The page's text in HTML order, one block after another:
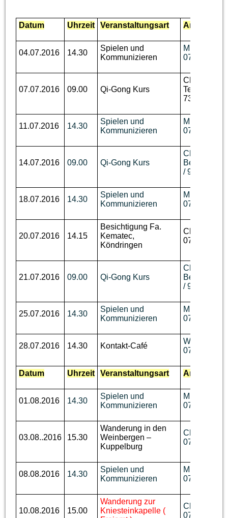
Datum Uhrzeit Veranstaltungsart
04.07.2016 14.30
Spielen und
Kommunizieren
M. Disch,
07644 / 92
07.07.2016 09.00 Qi-Gong Kurs
Ch. Berger,
Tel. 07643 /
736
11.07.2016 14.30
Spielen und
Kommunizieren
M. Disch,
07644 / 92
14.07.2016 09.00 Qi-Gong Kurs
Ch.
Berger,
/ 93 62 736
18.07.2016 14.30
Spielen und
Kommunizieren
M. Disch,
07644 / 92
20.07.2016 14.15
Besichtigung Fa.
Kematec,
Köndringen
Ch. Benzin,
07644 /
21.07.2016 09.00 Qi-Gong Kurs
Ch.
Berger,
/ 93 62 736
25.07.2016 14.30
Spielen und
Kommunizieren
M. Disch,
07644 / 92
28.07.2016 14.30 Kontakt-Café
W. Willrich,
07644 / 92
Datum Uhrzeit Veranstaltungsart
01.08.2016 14.30
Spielen und
Kommunizieren
M. Disch,
07644 / 92
03.08..2016 15.30
Wanderung in den
Weinbergen –
Kuppelburg
Ch. Benzin,
07644 /
08.08.2016 14.30
Spielen und
Kommunizieren
M. Disch,
07644 / 92
10.08.2016 15.00
Wanderung zur
Kniesteinkapelle (
Ch. Benzin,
07644 /